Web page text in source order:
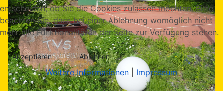
entscheiden, ob Sie die Cookies zulassen möchten. Bitte
beachten Sie, dass bei einer Ablehnung womöglich nicht
mehr alle Funktionalitäten der Seite zur Verfügung stehen.
Akzeptieren Ablehnen
Weitere Informationen Impressum